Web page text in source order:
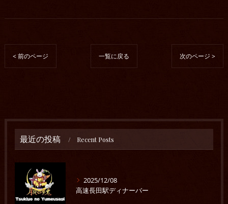
< 前のページ 一覧に戻る 次のページ >
最近の投稿 Recent Posts
2025/12/08
高速長田駅ディナーバー